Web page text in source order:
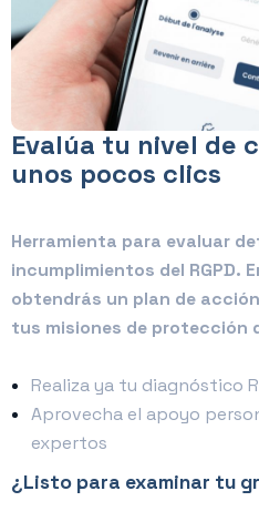
Evalúa tu nivel de
unos pocos clics
Herramienta para evaluar
incumplimientos del RGPD.
obtendrás un plan de
tus misiones de protección
Realiza ya tu diagnóstico
Aprovecha el apoyo
expertos
¿Listo para examinar tu